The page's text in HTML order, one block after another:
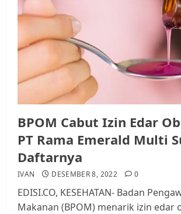
BPOM Cabut Izin Edar
PT Rama Emerald Multi
Daftarnya
IVAN DESEMBER 8, 2022 0
EDISI.CO, KESEHATAN- Badan
Makanan (BPOM) menarik izin edar